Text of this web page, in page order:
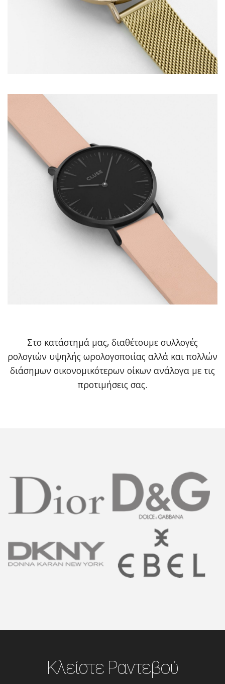
Στο κατάστημά μας, διαθέτουμε συλλογές
ρολογιών υψηλής ωρολογοποιίας αλλά και πολλών
διάσημων οικονομικότερων οίκων ανάλογα με τις
προτιμήσεις σας.
Κλείστε Ραντεβού